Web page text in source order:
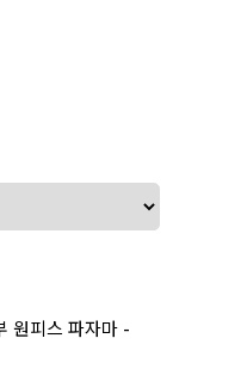
원피스 파자마 -